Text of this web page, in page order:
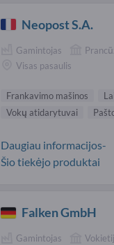
Neopost S.A.
Gamintojas
Visas pasaulis
Frankavimo mašinos
Vokų atidarytuvai
Daugiau informacijos-
Šio tiekėjo produktai
Falken GmbH
Gamintojas